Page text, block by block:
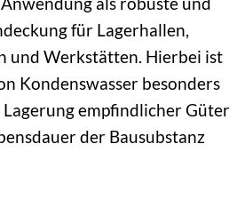
für Lagerhallen,
und Werkstätten. Hierbei ist
Kondenswasser besonders
empfindlicher Güter
der Bausubstanz